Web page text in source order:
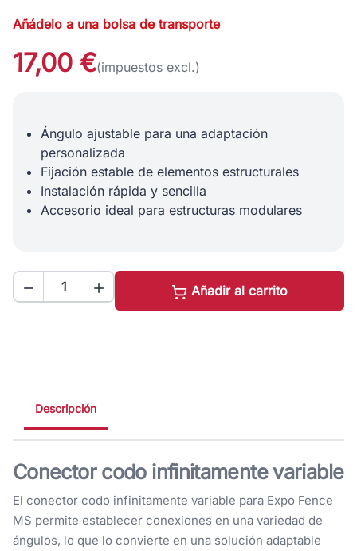
Añádelo a una bolsa de transporte
17,00 €(impuestos excl.)
Ángulo ajustable para una adaptación
personalizada
Fijación estable de elementos estructurales
Instalación rápida y sencilla
Accesorio ideal para estructuras modulares
  Añadir al carrito
Descripción
Conector codo infinitamente variable
El conector codo infinitamente variable para Expo Fence
MS permite establecer conexiones en una variedad de
ángulos, lo que lo convierte en una solución adaptable